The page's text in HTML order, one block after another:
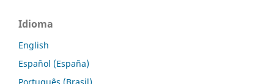
Idioma
English
Español (España)
Português (Brasil)